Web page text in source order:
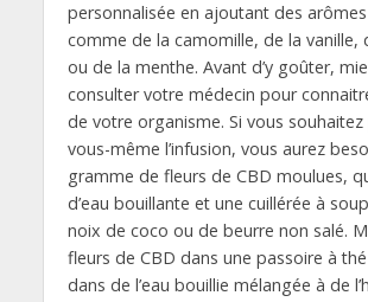
personnalisée en ajoutant des
comme de la camomille, de la vanille,
ou de la menthe. Avant d’y goûter,
consulter votre médecin pour
de votre organisme. Si vous
vous-même l’infusion, vous aurez
gramme de fleurs de CBD moulues,
d’eau bouillante et une cuillérée à
noix de coco ou de beurre non salé.
fleurs de CBD dans une passoire à
dans de l’eau bouillie mélangée à de